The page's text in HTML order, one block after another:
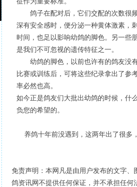
鸽子在配对后，它们交配的次数很
深有安全感时，便分泌一种黄体激素，
时间，也足以影响幼鸽的脚色。另一些
是我们不可忽视的遗传特征之一。
幼鸽的脚色，以前也许有的鸽友没
比赛或训练后，可将这些纪录拿出了参
率必然也高。
如今正是鸽友们大批出幼鸽的时候，什
负您的希望的。
养鸽十年前没遇到，这两年出了很多
免责声明：本网凡是由用户发布的文字
鸽资讯网不提供任何保证，并不承担任何